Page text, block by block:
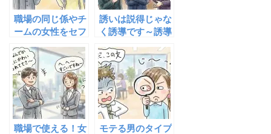
職場の同じ係やチ
ームの女性をセフ
とについて
誘いは説得じゃな
く誘導です～誘導
る５つの要素
職場で使える！女
モテる男のタイプ